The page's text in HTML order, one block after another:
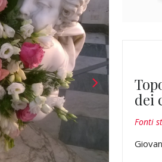
dei
Fonti